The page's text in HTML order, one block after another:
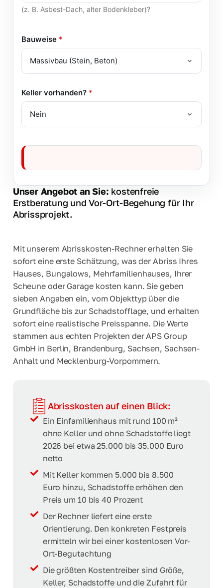
(z. B. Asbest-Dach, alter Bodenkleber)?
Bauweise *
Keller vorhanden? *
B
u
e
i
s
e
b
e
r
e
S
c
h
a
d
s
t
o
f
f
Unser Angebot an Sie: kostenfreie
Erstberatung und Vor-Ort-Begehung für Ihr
Abrissprojekt.
Mit unserem Abrisskosten-Rechner erhalten Sie
sofort eine erste Schätzung, was der Abriss Ihres
Hauses, Bungalows, Mehrfamilienhauses, Ihrer
Scheune oder Garage kosten kann. Sie geben
sieben Angaben ein, vom Objekttyp über die
Grundfläche bis zur Schadstofflage, und erhalten
sofort eine realistische Preisspanne. Die Werte
stammen aus echten Projekten der APS Group
GmbH in Berlin, Brandenburg, Sachsen, Sachsen-
Anhalt und Mecklenburg-Vorpommern.
Abrisskosten auf einen Blick:
Ein Einfamilienhaus mit rund 100 m²
ohne Keller und ohne Schadstoffe liegt
2026 bei etwa 25.000 bis 35.000 Euro
netto
Mit Keller kommen 5.000 bis 8.500
Euro hinzu, Schadstoffe erhöhen den
Preis um 10 bis 40 Prozent
Der Rechner liefert eine erste
Orientierung. Den konkreten Festpreis
ermitteln wir bei einer kostenlosen Vor-
Ort-Begutachtung
Die größten Kostentreiber sind Größe,
Keller, Schadstoffe und die Zufahrt für